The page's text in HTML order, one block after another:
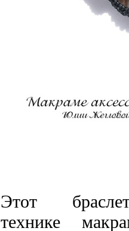
Этот
технике